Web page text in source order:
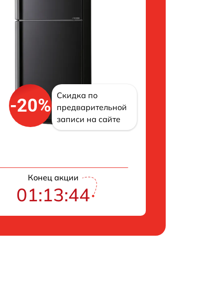
-20%
Скидка по
предварительной
записи на сайте
Конец акции
01:13:43